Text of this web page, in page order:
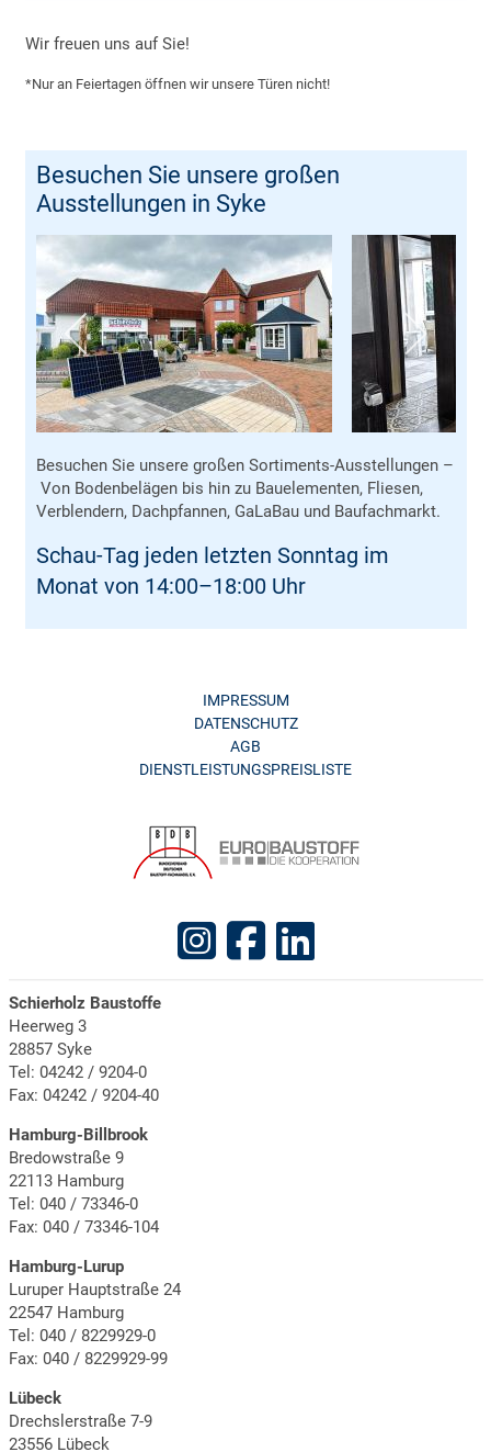
Wir freuen uns auf Sie!
*Nur an Feiertagen öffnen wir unsere Türen nicht!
Besuchen Sie unsere großen
Ausstellungen in Syke
Besuchen Sie unsere großen Sortiments-Ausstellungen –
Von Bodenbelägen bis hin zu Bauelementen, Fliesen,
Verblendern, Dachpfannen, GaLaBau und Baufachmarkt.
Schau-Tag jeden letzten Sonntag im
Monat von 14:00–18:00 Uhr
IMPRESSUM
DATENSCHUTZ
AGB
DIENSTLEISTUNGSPREISLISTE
Schierholz Baustoffe
Heerweg 3
28857 Syke
Tel: 04242 / 9204-0
Fax: 04242 / 9204-40
Hamburg-Billbrook
Bredowstraße 9
22113 Hamburg
Tel: 040 / 73346-0
Fax: 040 / 73346-104
Hamburg-Lurup
Luruper Hauptstraße 24
22547 Hamburg
Tel: 040 / 8229929-0
Fax: 040 / 8229929-99
Lübeck
Drechslerstraße 7-9
23556 Lübeck